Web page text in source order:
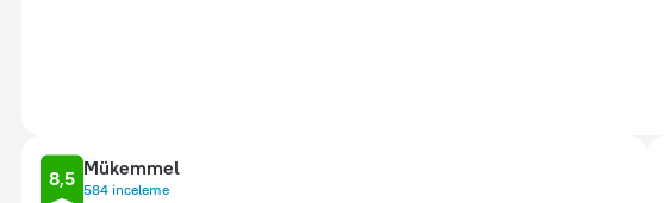
8,5 Mükemmel
584 inceleme